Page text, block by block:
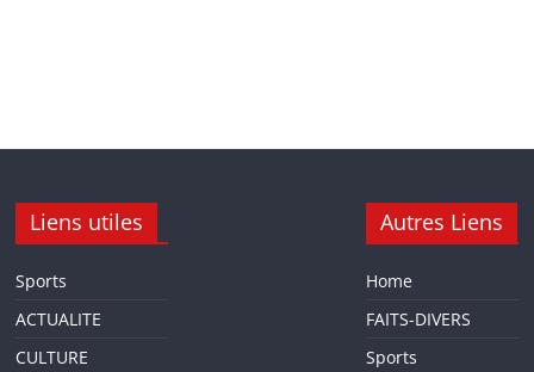
Liens utiles
Sports
ACTUALITE
CULTURE
Autres Liens
Home
FAITS-DIVERS
Sports